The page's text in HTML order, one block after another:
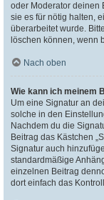
oder Moderator deinen
sie es für nötig halten,
überarbeitet wurde.
löschen können, wenn
Nach oben
Wie kann ich meinem
Um eine Signatur an
solche in den
Nachdem du die
Beitrag das Kästchen
Signatur auch
standardmäßige
einzelnen Beitrag
dort einfach das